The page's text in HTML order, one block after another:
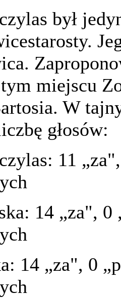
był
miejscu
W
głosów:
11
14 „za", 0
14 „za", 0